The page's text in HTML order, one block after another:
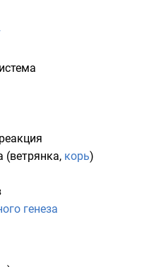
(ветрянка, корь)
генеза